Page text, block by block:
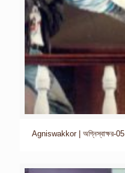
Agniswakkor | অগ্নিস্বাক্ষর-05